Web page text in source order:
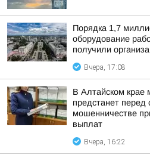
Порядка 1,7
оборудование
получили
Вчера, 17:08
В Алтайском крае
предстанет
мошенничестве
выплат
Вчера, 16:22